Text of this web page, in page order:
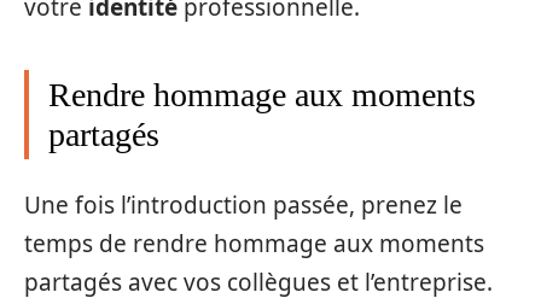
votre identité professionnelle.
Rendre hommage aux moments
partagés
Une fois l’introduction passée, prenez le
temps de rendre hommage aux moments
partagés avec vos collègues et l’entreprise.